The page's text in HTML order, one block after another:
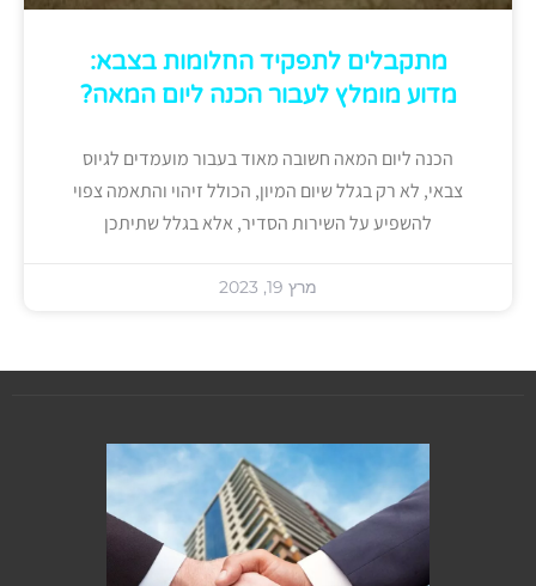
מתקבלים לתפקיד החלומות בצבא:
מדוע מומלץ לעבור הכנה ליום המאה?
הכנה ליום המאה חשובה מאוד בעבור מועמדים לגיוס
צבאי, לא רק בגלל שיום המיון, הכולל זיהוי והתאמה צפוי
להשפיע על השירות הסדיר, אלא בגלל שתיתכן
מרץ 19, 2023